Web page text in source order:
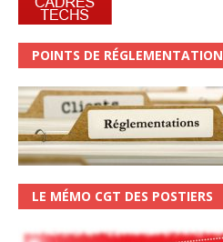
POINTS DE RÉGLEMENTATION
LE MÉMO CGT DES POSTIERS